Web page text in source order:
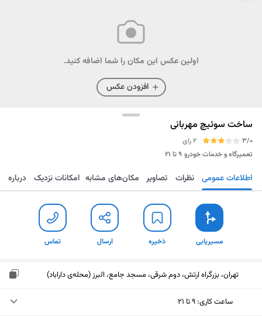
اولین عکس این مکان را شما اضافه کنید.
افزودن عکس
ساخت سوئیچ مهربانی
3/0
2 رای
تعمیرگاه و خدمات خودرو ۹ تا ۲۱
مسیریابی ذخیره ارسال تماس اطلاعات عمومی نظرات تصاویر مکان‌های مشابه امکانات نزدیک درباره
مسیریابی ذخیره ارسال تماس
تهران، بزرگراه ارتش، دوم شرقی، مسجد جامع، البرز (محله‌ی داراباد)
ساعت کاری: ۹ تا ۲۱